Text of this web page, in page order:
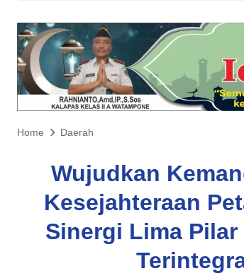
Home Daerah
Wujudkan
Kesejahteraan
Sinergi Lima